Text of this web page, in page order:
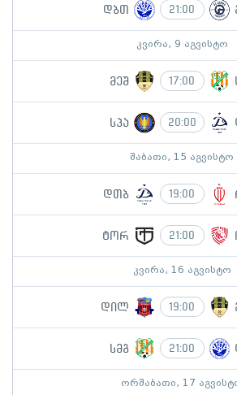
დბთ 21:00
კვირა, 9 აგვისტო
მეშ 17:00
სპა 20:00
შაბათი, 15 აგვისტო
დთბ 19:00
ტორ 21:00
კვირა, 16 აგვისტო
დილ 19:00
სმგ 21:00
ორშაბათი, 17